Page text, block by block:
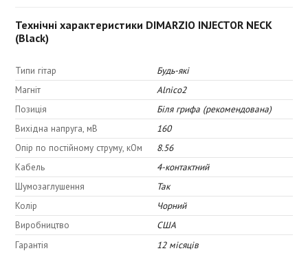
менша, ніж у стандартних одинарок, ця модель ідеально
відтворює швидкісні хай-гейн соло без шумів та додаткових
Тембр:
Верхні частоти: 6,0
Верхня середина: 4,5
Нижня середина: 4,5
Низ: 3,5
Технічні характеристики DIMARZIO INJECTOR NECK
(Black)
Типи гітар
Будь-які
Магніт
Alnico2
Позиція
Біля грифа (рекомендована)
Вихідна напруга, мВ
160
Опір по постійному струму, кОм
8.56
Кабель
4-контактний
Шумозаглушення
Так
Колір
Чорний
Виробництво
США
Гарантія
12 місяців